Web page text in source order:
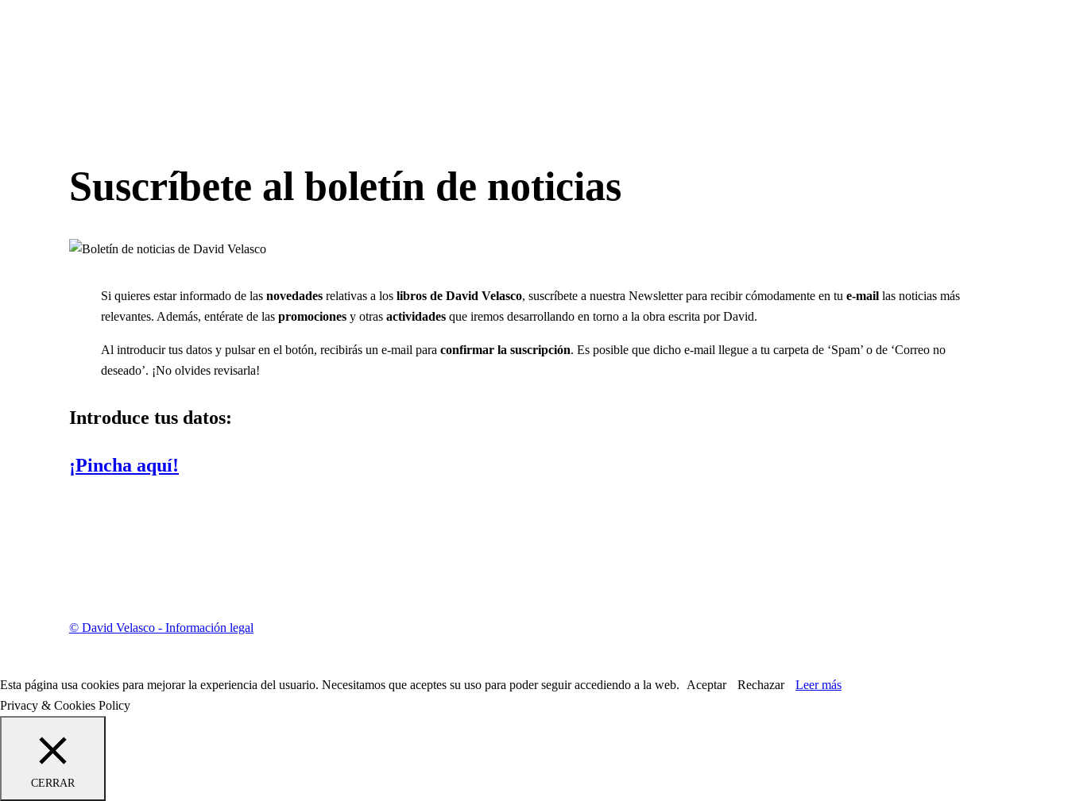
Suscríbete al boletín de noticias
Si quieres estar informado de las novedades relativas a los libros de David Velasco, suscríbete a nuestra Newsletter para recibir cómodamente en tu e-mail las noticias más
relevantes. Además, entérate de las promociones y otras actividades que iremos desarrollando en torno a la obra escrita por David.
Al introducir tus datos y pulsar en el botón, recibirás un e-mail para confirmar la suscripción. Es posible que dicho e-mail llegue a tu carpeta de ‘Spam’ o de ‘Correo no
deseado’. ¡No olvides revisarla!
Introduce tus datos:
¡Pincha aquí!
© David Velasco - Información legal
Esta página usa cookies para mejorar la experiencia del usuario. Necesitamos que aceptes su uso para poder seguir accediendo a la web. Aceptar Rechazar
Leer más
Privacy & Cookies Policy
CERRAR